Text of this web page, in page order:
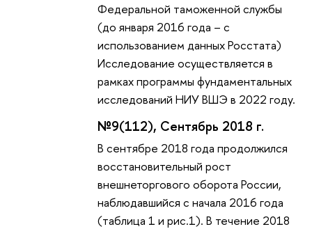
Федеральной таможенной службы
(до января 2016 года – с
использованием данных Росстата)
Исследование осуществляется в
рамках программы фундаментальных
исследований НИУ ВШЭ в 2022 году.
№9(112), Сентябрь 2018 г.
В сентябре 2018 года продолжился
восстановительный рост
внешнеторгового оборота России,
наблюдавшийся с начала 2016 года
(таблица 1 и рис.1). В течение 2018